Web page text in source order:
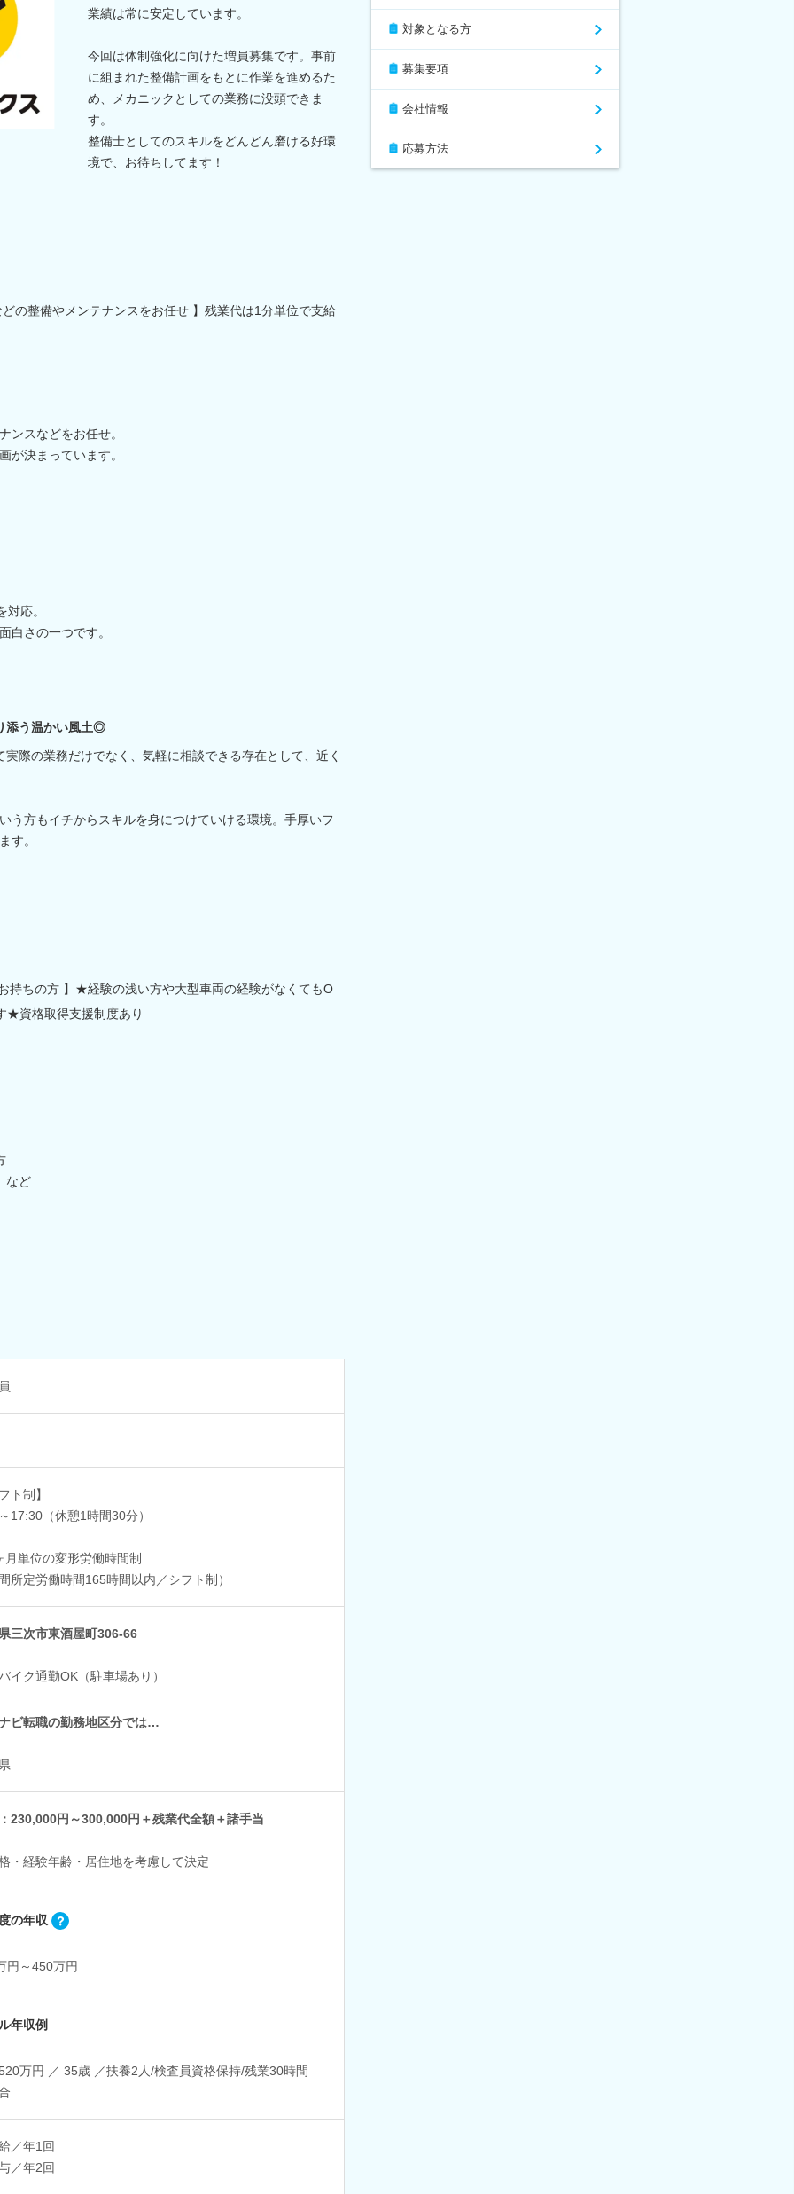
業績は常に安定しています。
今回は体制強化に向けた増員募集です。事前
に組まれた整備計画をもとに作業を進めるた
め、メカニックとしての業務に没頭できま
す。
整備士としてのスキルをどんどん磨ける好環
境で、お待ちしてます！
の整備やメンテナンスをお任せ 】残業代は1分単位で支給
ンスなどをお任せ。
が決まっています。
応。
白さの一つです。
添う温かい風土◎
際の業務だけでなく、気軽に相談できる存在として、近く
う方もイチからスキルを身につけていける環境。手厚いフ
す。
持ちの方 】★経験の浅い方や大型車両の経験がなくてもO
★資格取得支援制度あり
など
ト制】
17:30（休憩1時間30分）
単位の変形労働時間制
所定労働時間165時間以内／シフト制）
三次市東酒屋町306-66
イク通勤OK（駐車場あり）
ビ転職の勤務地区分では…
230,000円～300,000円＋残業代全額＋諸手当
・経験年齢・居住地を考慮して決定
の年収
円～450万円
年収例
万円 ／ 35歳 ／扶養2人/検査員資格保持/残業30時間
／年1回
／年2回
対象となる方
募集要項
会社情報
応募方法